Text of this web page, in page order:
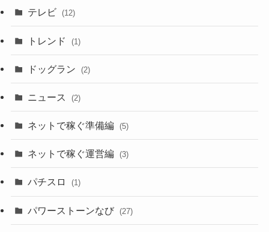
テレビ (12)
トレンド (1)
ドッグラン (2)
ニュース (2)
ネットで稼ぐ準備編 (5)
ネットで稼ぐ運営編 (3)
パチスロ (1)
パワーストーンなび (27)